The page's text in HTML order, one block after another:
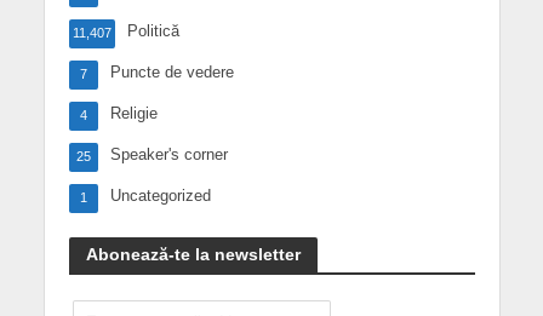
Politică
11,407
Puncte de vedere
7
Religie
4
Speaker's corner
25
Uncategorized
1
Abonează-te la newsletter